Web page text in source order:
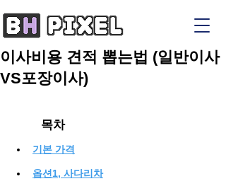
이사비용 견적 뽑는법 (일반이사
VS포장이사)
목차
기본 가격
옵션1, 사다리차